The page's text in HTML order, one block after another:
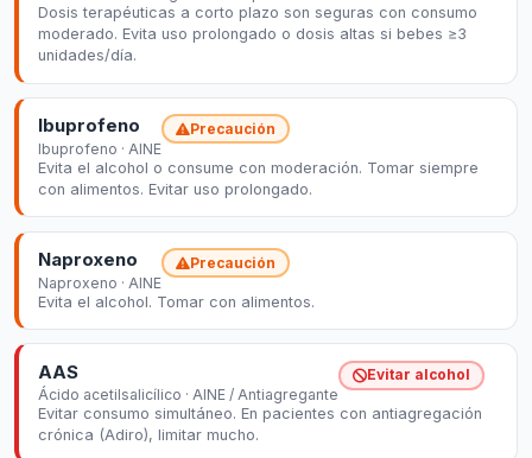
Dosis terapéuticas a corto plazo son seguras con consumo
moderado. Evita uso prolongado o dosis altas si bebes ≥3
unidades/día.
Ibuprofeno
Ibuprofeno · AINE
Precaución
Evita el alcohol o consume con moderación. Tomar siempre
con alimentos. Evitar uso prolongado.
Naproxeno
Naproxeno · AINE
Precaución
Evita el alcohol. Tomar con alimentos.
AAS
Ácido acetilsalicílico · AINE / Antiagregante
Evitar alcohol
Evitar consumo simultáneo. En pacientes con antiagregación
crónica (Adiro), limitar mucho.